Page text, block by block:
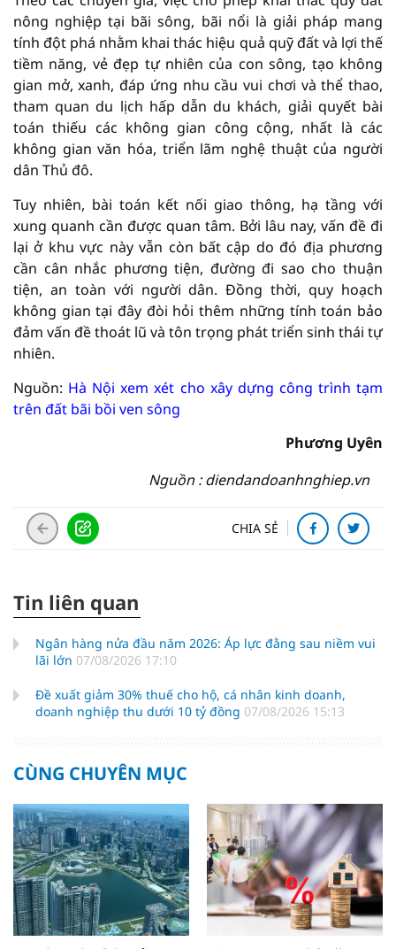
nông nghiệp tại bãi sông, bãi nổi là giải pháp mang
tính đột phá nhằm khai thác hiệu quả quỹ đất và lợi thế
tiềm năng, vẻ đẹp tự nhiên của con sông, tạo không
gian mở, xanh, đáp ứng nhu cầu vui chơi và thể thao,
tham quan du lịch hấp dẫn du khách, giải quyết bài
toán thiếu các không gian công cộng, nhất là các
không gian văn hóa, triển lãm nghệ thuật của người
dân Thủ đô.
Tuy nhiên, bài toán kết nối giao thông, hạ tầng với
xung quanh cần được quan tâm. Bởi lâu nay, vấn đề đi
lại ở khu vực này vẫn còn bất cập do đó địa phương
cần cân nhắc phương tiện, đường đi sao cho thuận
tiện, an toàn với người dân. Đồng thời, quy hoạch
không gian tại đây đòi hỏi thêm những tính toán bảo
đảm vấn đề thoát lũ và tôn trọng phát triển sinh thái tự
nhiên.
Nguồn: Hà Nội xem xét cho xây dựng công trình tạm
trên đất bãi bồi ven sông
Phương Uyên
Nguồn : diendandoanhnghiep.vn
CHIA SẺ
Tin liên quan
Ngân hàng nửa đầu năm 2026: Áp lực đằng sau niềm vui
lãi lớn 07/08/2026 17:10
Đề xuất giảm 30% thuế cho hộ, cá nhân kinh doanh,
doanh nghiệp thu dưới 10 tỷ đồng 07/08/2026 15:13
CÙNG CHUYÊN MỤC